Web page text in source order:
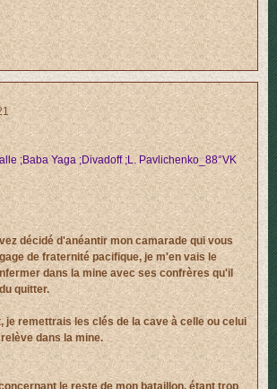
;Baba Yaga ;Divadoff ;L. Pavlichenko_88°VK
décidé d'anéantir mon camarade qui vous
de fraternité pacifique, je m'en vais le
dans la mine avec ses confrères qu'il
quitter.
je remettrais les clés de la cave à celle ou celui
dans la mine.
le reste de mon bataillon, étant trop